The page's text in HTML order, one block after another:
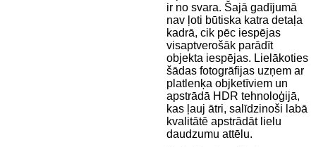
ir no svara. Šajā gadījumā
nav ļoti būtiska katra detaļa
kadrā, cik pēc iespējas
visaptverošāk parādīt
objekta iespējas. Lielākoties
šādas fotogrāfijas uzņem ar
platlenķa objketīviem un
apstrādā HDR tehnoloģijā,
kas ļauj ātri, salīdzinoši labā
kvalitātē apstrādāt lielu
daudzumu attēlu.